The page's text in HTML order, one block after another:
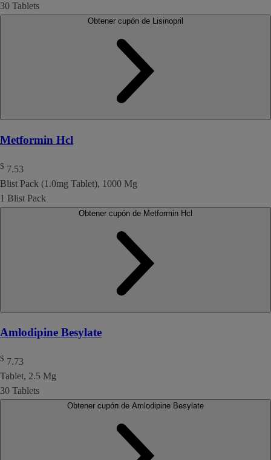
30 Tablets
Metformin Hcl
$ 7.53
Blist Pack (1.0mg Tablet), 1000 Mg
1 Blist Pack
Amlodipine Besylate
$ 7.73
Tablet, 2.5 Mg
30 Tablets